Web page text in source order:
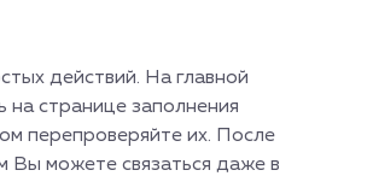
действий. На главной
на странице заполнения
перепроверяйте их. После
Вы можете связаться даже в